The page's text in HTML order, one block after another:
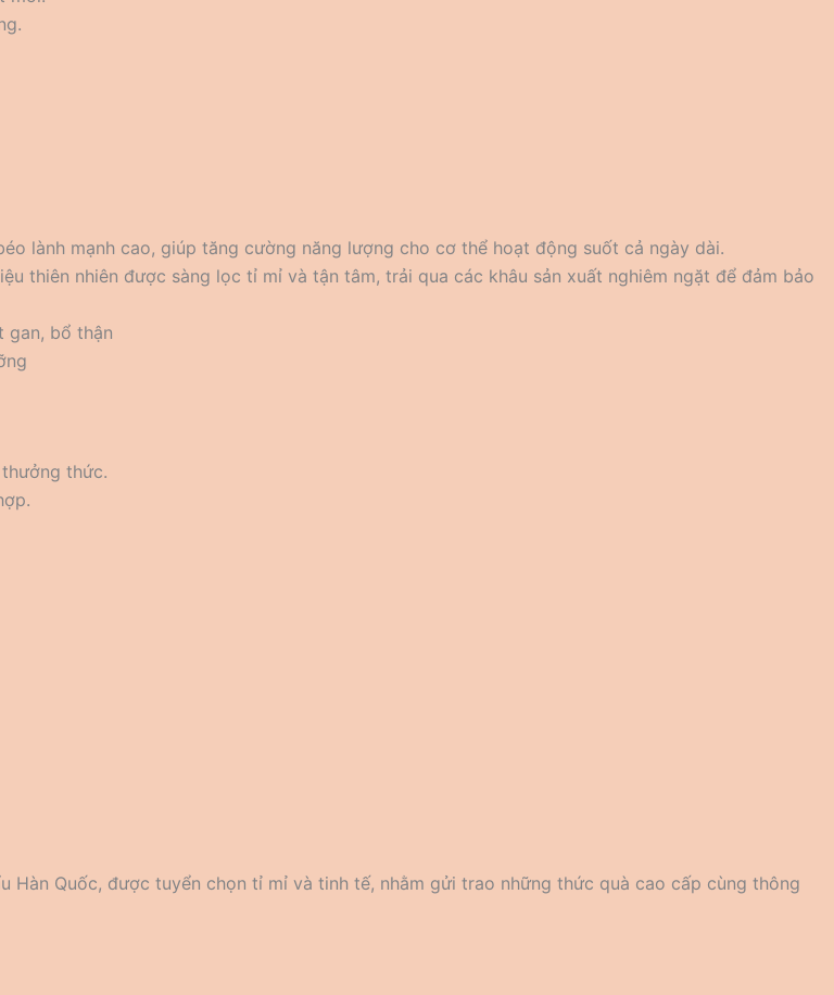
lành mạnh cao, giúp tăng cường năng lượng cho cơ thể hoạt động suốt cả ngày dài.
thiên nhiên được sàng lọc tỉ mỉ và tận tâm, trải qua các khâu sản xuất nghiêm ngặt để đảm bảo
gan, bổ thận
thức.
Hàn Quốc, được tuyển chọn tỉ mỉ và tinh tế, nhằm gửi trao những thức quà cao cấp cùng thông